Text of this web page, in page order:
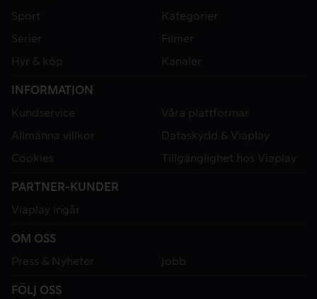
Sport
Kategorier
Serier
Filmer
Hyr & köp
Kanaler
INFORMATION
Kundservice
Våra plattformar
Allmänna villkor
Dataskydd & Viaplay
Cookies
Tillgänglighet hos Viaplay
PARTNER-KUNDER
Viaplay ingår
OM OSS
Press & Nyheter
Jobb
FÖLJ OSS